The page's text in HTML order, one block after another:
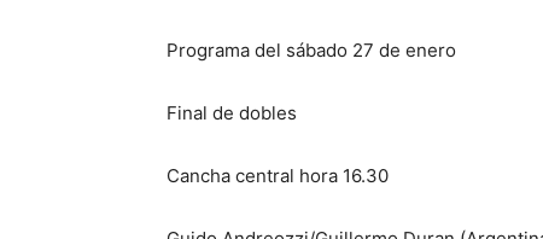
Programa del sábado 27 de enero
Final de dobles
Cancha central hora 16.30